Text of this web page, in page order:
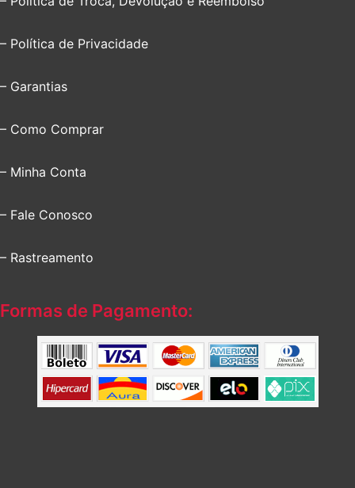
– Política de Privacidade
– Garantias
– Como Comprar
– Minha Conta
– Fale Conosco
– Rastreamento
Formas de Pagamento: